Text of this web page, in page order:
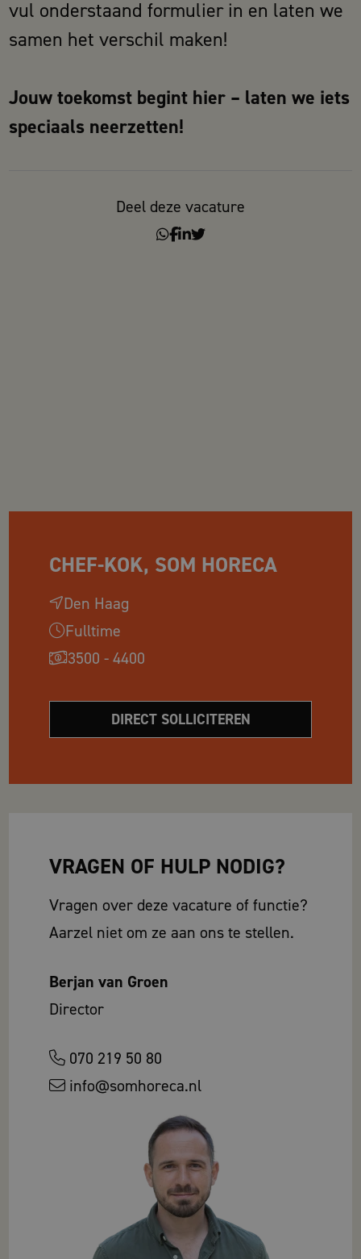
vul onderstaand formulier in en laten we
samen het verschil maken!
Jouw toekomst begint hier – laten we iets
speciaals neerzetten!
Deel deze vacature
CHEF-KOK, SOM HORECA
Den Haag
Fulltime
3500 - 4400
DIRECT SOLLICITEREN
VRAGEN OF HULP NODIG?
Vragen over deze vacature of functie?
Aarzel niet om ze aan ons te stellen.
Berjan van Groen
Director
070 219 50 80
info@somhoreca.nl